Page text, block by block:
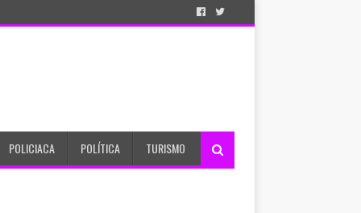
POLICIACA POLÍTICA TURISMO